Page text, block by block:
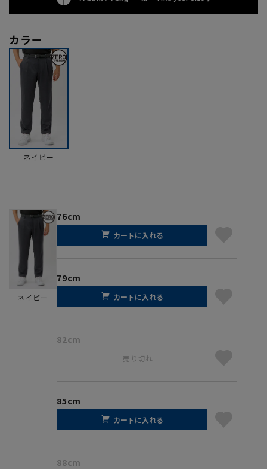
カラー
ネイビー
ネイビー
76cm
カートに入れる
79cm
カートに入れる
82cm
売り切れ
85cm
カートに入れる
88cm